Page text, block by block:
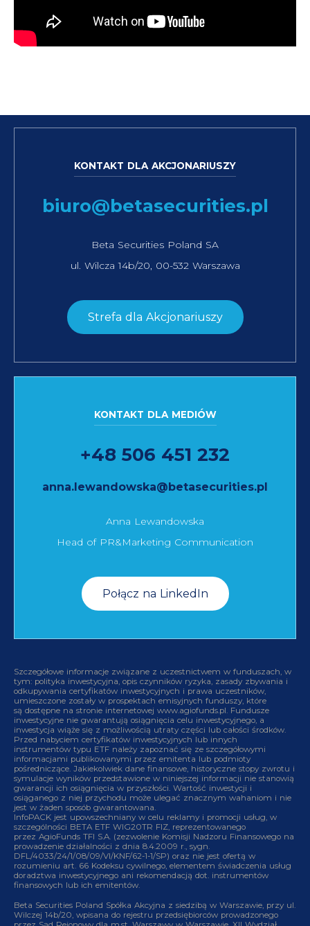
KONTAKT DLA AKCJONARIUSZY
biuro@betasecurities.pl
Beta Securities Poland SA
ul. Wilcza 14b/20, 00-532 Warszawa
Strefa dla Akcjonariuszy
KONTAKT DLA MEDIÓW
+48 506 451 232
anna.lewandowska@betasecurities.pl
Anna Lewandowska
Head of PR&Marketing Communication
Połącz na LinkedIn
Szczegółowe informacje związane z uczestnictwem w funduszach, w
tym: polityka inwestycyjna, opis czynników ryzyka, zasady zbywania i
odkupywania certyfikatów inwestycyjnych i prawa uczestników,
umieszczone zostały w prospektach emisyjnych funduszy, które
są dostępne na stronie internetowej www.agiofunds.pl. Fundusze
inwestycyjne nie gwarantują osiągnięcia celu inwestycyjnego, a
inwestycja wiąże się z możliwością utraty części lub całości środków.
Przed nabyciem certyfikatów inwestycyjnych lub innych
instrumentów typu ETF należy zapoznać się ze szczegółowymi
informacjami publikowanymi przez emitenta lub podmioty
pośredniczące. Jakiekolwiek dane finansowe, historyczne stopy zwrotu i
symulacje wyników przedstawione w niniejszej informacji nie stanowią
gwarancji ich osiągnięcia w przyszłości. Wartość inwestycji i
osiąganego z niej przychodu może ulegać znacznym wahaniom i nie
jest w żaden sposób gwarantowana.
InfoPACK jest upowszechniany w celu reklamy i promocji usług, w
szczególności BETA ETF WIG20TR FIZ, reprezentowanego
przez AgioFunds TFI S.A. (zezwolenie Komisji Nadzoru Finansowego na
prowadzenie działalności z dnia 8.4.2009 r., sygn.
DFL/4033/24/1/08/09/VI/KNF/62-1-1/SP) oraz nie jest ofertą w
rozumieniu art. 66 Kodeksu cywilnego, elementem świadczenia usług
doradztwa inwestycyjnego ani rekomendacją dot. instrumentów
finansowych lub ich emitentów.
Beta Securities Poland Spółka Akcyjna z siedzibą w Warszawie, przy ul.
Wilczej 14b/20, wpisana do rejestru przedsiębiorców prowadzonego